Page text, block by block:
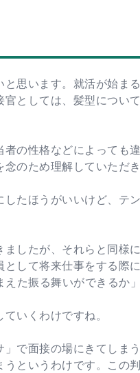
思います。就活が始ま
としては、髪型につい
の性格などによっても
のため理解していただ
たほうがいいけど、テ
したが、それらと同様
して将来仕事をする際
た振る舞いができるか」
いくわけですね。
で面接の場にきてしま
というわけです。この